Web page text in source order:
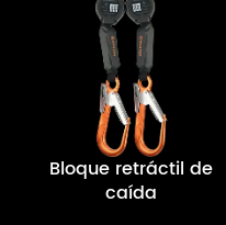
Bloque retráctil de
caída